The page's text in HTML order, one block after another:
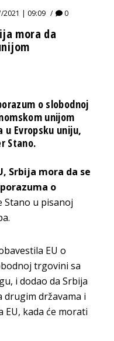
2021 | 09:09 0
mora da
o slobodnoj
unijom
u Evropsku uniju,
Stano.
Srbija mora da se
o
Stano u pisanoj
EU o
trgovini sa
i dodao da Srbija
drugim državama i
kada će morati